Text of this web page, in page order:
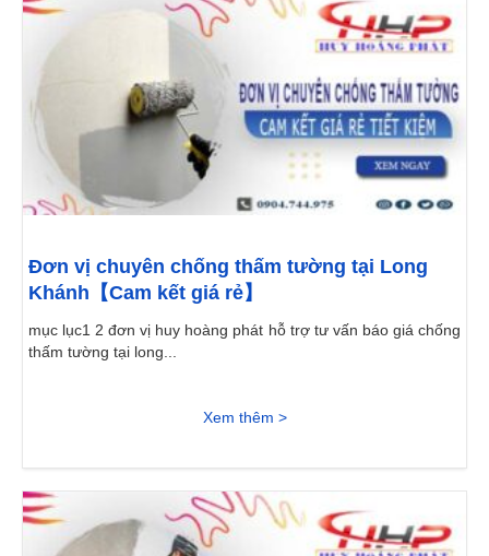
Đơn vị chuyên chống thấm tường tại Long
Khánh【Cam kết giá rẻ】
mục lục1 2 đơn vị huy hoàng phát hỗ trợ tư vấn báo giá chống
thấm tường tại long...
Xem thêm >